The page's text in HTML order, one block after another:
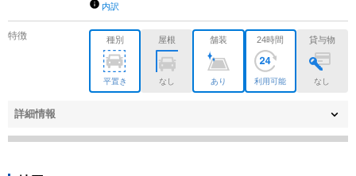
内訳
特徴 種別
平置き
屋根
なし
舗装
あり
24時間
利用可能
貸与物
なし
詳細情報